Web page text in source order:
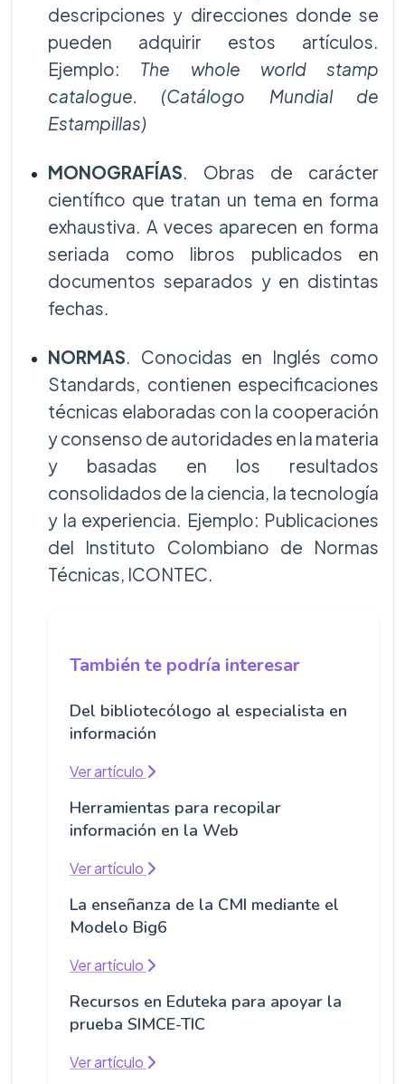
descripciones y direcciones donde se
pueden adquirir estos artículos.
Ejemplo: The whole world stamp
catalogue. (Catálogo Mundial de
Estampillas)
MONOGRAFÍAS. Obras de carácter
científico que tratan un tema en forma
exhaustiva. A veces aparecen en forma
seriada como libros publicados en
documentos separados y en distintas
fechas.
NORMAS. Conocidas en Inglés como
Standards, contienen especificaciones
técnicas elaboradas con la cooperación
y consenso de autoridades en la materia
y basadas en los resultados
consolidados de la ciencia, la tecnología
y la experiencia. Ejemplo: Publicaciones
del Instituto Colombiano de Normas
Técnicas, ICONTEC.
También te podría interesar
Del bibliotecólogo al especialista en
información
Ver artículo
Herramientas para recopilar
información en la Web
Ver artículo
La enseñanza de la CMI mediante el
Modelo Big6
Ver artículo
Recursos en Eduteka para apoyar la
prueba SIMCE-TIC
Ver artículo